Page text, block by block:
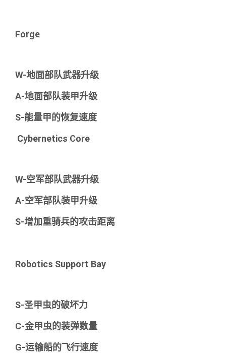
Forge
W-地面部队武器升级
A-地面部队装甲升级
S-能量甲的恢复速度
Cybernetics Core
W-空军部队武器升级
A-空军部队装甲升级
S-增加重骑兵的攻击距离
Robotics Support Bay
S-圣甲虫的破坏力
C-金甲虫的装弹数量
G-运输船的飞行速度